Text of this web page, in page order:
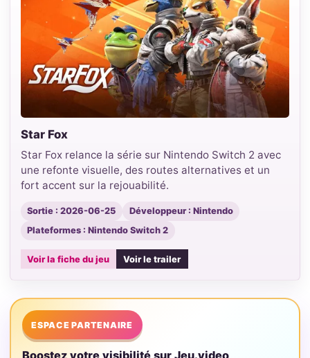
Star Fox
Star Fox relance la série sur Nintendo Switch 2 avec
une refonte visuelle, des routes alternatives et un
fort accent sur la rejouabilité.
Sortie : 2026-06-25
Développeur : Nintendo
Plateformes : Nintendo Switch 2
Voir la fiche du jeu Voir le trailer
ESPACE PARTENAIRE